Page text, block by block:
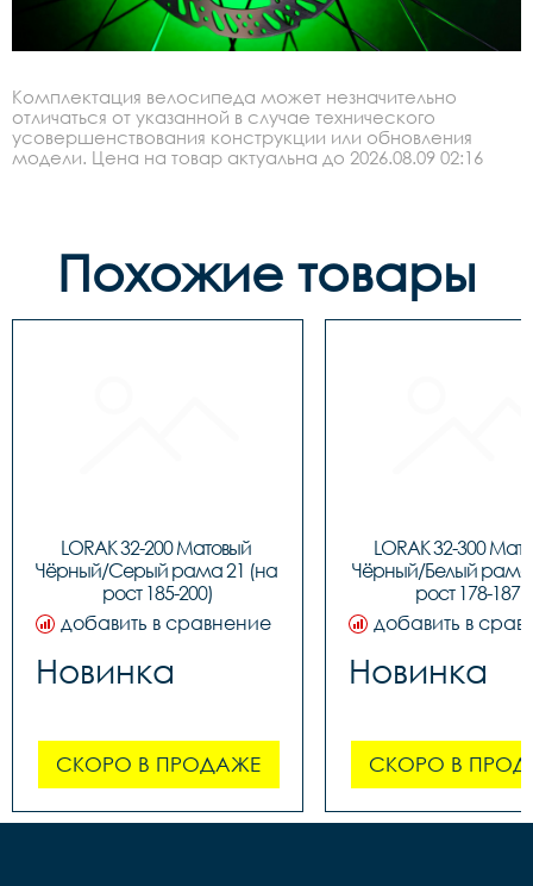
Комплектация велосипеда может незначительно
отличаться от указанной в случае технического
усовершенствования конструкции или обновления
модели. Цена на товар актуальна до 2026.08.09 02:16
Похожие товары
LORAK 32-200 Матовый
Чёрный/Серый рама 21 (на
рост 185-200)
добавить в сравнение
Новинка
СКОРО В ПРОДАЖЕ
LORAK 32-300
Чёрный/Белый рама
рост 178-187)
добавить в
Новинка
СКОРО В